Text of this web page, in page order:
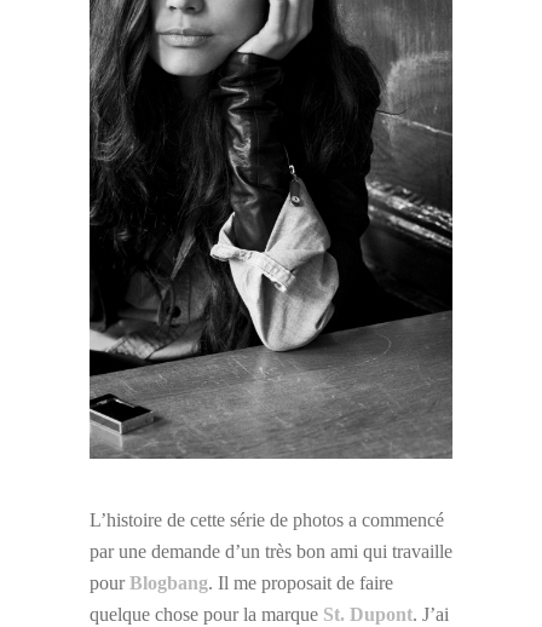
L’histoire de cette série de photos a commencé
par une demande d’un très bon ami qui travaille
pourBlogbang. Il me proposait de faire
quelque chose pour la marque St. Dupont. J’ai